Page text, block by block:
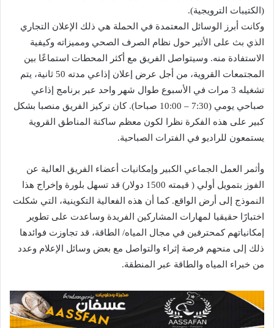
(الكتيبات الترويجية).
وكانت أبرز الوسائل المعتمدة في الحملة هي ذلك الإعلان التجاري
الذي بث على الأثير حول نظام الصرف الصحي ومميزاته وكيفية
الاستفادة منه. وسيتواصل الفريق مع أكثر المحطات استماعًا بين
المجتمعات القروية، من أجل عرض إعلان إذاعي مدته 50 ثانية، يتم
تشغيله 3 مرات في الأسبوع طوال شهر واحد عبر برنامج إذاعي
صباحي يومي (7:30 – 10:00 صباحا). كان تركيز الفريق منصبا بشكل
كبير على هذه الفكرة نظرا لكون معظم ساكنة المناطق القروية
يستمعون للراديو في الفترات الصباحية.
وأثمر العمل الجماعي الكبير وإمكانيات أعضاء الفريق العالية عن
الفوز بتمويل أولي ( قيمته 1500 دولار) قد تسهل بلورة وإخراج هذا
النموذج إلى أرض الواقع. كما أن هذه الفعالية التكوينية، التي شكلت
اختبارًا حقيقيا لمهارات المشاركين الفريدة وساعدت على تطوير
إمكانياتهم كمحترفين في مجال المياه/ الطاقة، قد تجاوزت فوائدها
ذلك إلى منحهم فرصة إثراء والتواصل مع بعض وسائل الإعلام وعدد
من خبراء المياه والطاقة عبر المنطقة.